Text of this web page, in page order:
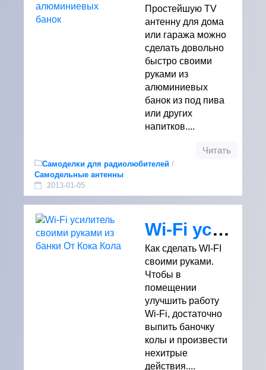
Простейшую TV
антенну для дома
или гаража можно
сделать довольно
быстро своими
руками из
алюминиевых
банок из под пива
или других
напитков....
Читать
Самоделки для радиолюбителей /
Самодельные антенны
2013-01-05
Wi-Fi усилитель своими руками из банки От Кока Кола
Как сделать WI-FI
своими руками.
Чтобы в
помещении
улучшить работу
Wi-Fi, достаточно
выпить баночку
колы и произвести
нехитрые
действия....